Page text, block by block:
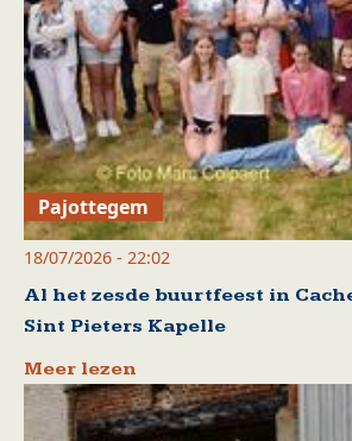
Pajottegem
18/07/2026 - 22:02
Al het zesde buurtfeest in
Sint Pieters Kapelle
Meer lezen